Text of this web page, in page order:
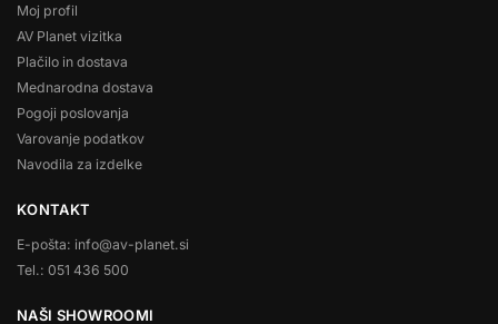
Moj profil
AV Planet vizitka
Plačilo in dostava
Mednarodna dostava
Pogoji poslovanja
Varovanje podatkov
Navodila za izdelke
KONTAKT
E-pošta: info@av-planet.si
Tel.: 051 436 500
NAŠI SHOWROOMI